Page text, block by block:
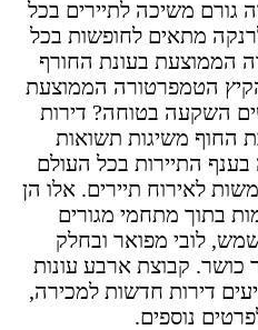
גורם משיכה לתיירים בכל
מתאים לחופשות בכל
הממוצעת בעונת החורף
הקיץ הטמפרטורה הממוצעת
השקעה בטוחה? דירות
החוף משיגות תשואות
התיירות בכל העולם
לאירוח תיירים. אלו הן
בתוך מתחמי מגורים
לובי מפואר ובחלק
כושר. קבוצת ארבע עונות
דירות חדשות למכירה,
נוספים.